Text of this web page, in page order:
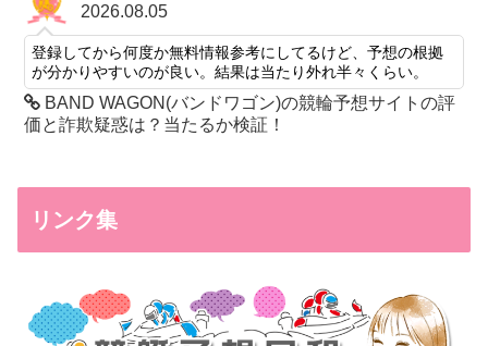
2026.08.05
登録してから何度か無料情報参考にしてるけど、予想の根拠
が分かりやすいのが良い。結果は当たり外れ半々くらい。
BAND WAGON(バンドワゴン)の競輪予想サイトの評
価と詐欺疑惑は？当たるか検証！
リンク集